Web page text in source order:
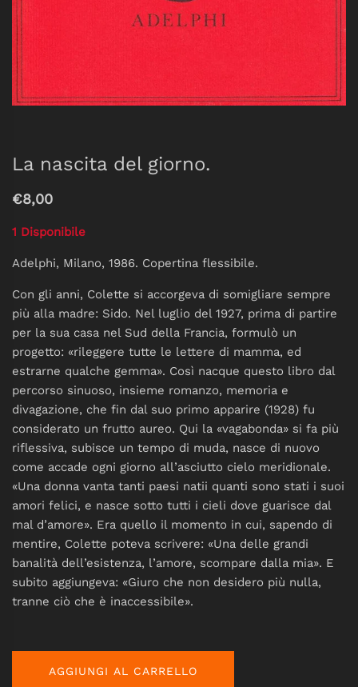
La nascita del giorno.
€8,00
1 Disponibile
Adelphi, Milano, 1986. Copertina flessibile.
Con gli anni, Colette si accorgeva di somigliare sempre
più alla madre: Sido. Nel luglio del 1927, prima di partire
per la sua casa nel Sud della Francia, formulò un
progetto: «rileggere tutte le lettere di mamma, ed
estrarne qualche gemma». Così nacque questo libro dal
percorso sinuoso, insieme romanzo, memoria e
divagazione, che fin dal suo primo apparire (1928) fu
considerato un frutto aureo. Qui la «vagabonda» si fa più
riflessiva, subisce un tempo di muda, nasce di nuovo
come accade ogni giorno all’asciutto cielo meridionale.
«Una donna vanta tanti paesi natii quanti sono stati i suoi
amori felici, e nasce sotto tutti i cieli dove guarisce dal
mal d’amore». Era quello il momento in cui, sapendo di
mentire, Colette poteva scrivere: «Una delle grandi
banalità dell’esistenza, l’amore, scompare dalla mia». E
subito aggiungeva: «Giuro che non desidero più nulla,
tranne ciò che è inaccessibile».
AGGIUNGI AL CARRELLO